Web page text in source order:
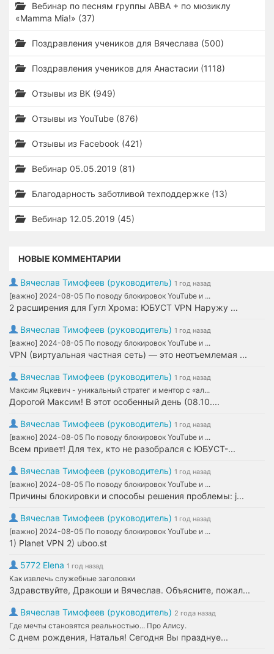
Вебинар по песням группы ABBA + по мюзиклу
«Mamma Mia!» (37)
Поздравления учеников для Вячеслава (500)
Поздравления учеников для Анастасии (1118)
Отзывы из ВК (949)
Отзывы из YouTube (876)
Отзывы из Facebook (421)
Вебинар 05.05.2019 (81)
Благодарность заботливой техподдержке (13)
Вебинар 12.05.2019 (45)
НОВЫЕ КОММЕНТАРИИ
Вячеслав Тимофеев (руководитель) 1 год назад
[важно] 2024-08-05 По поводу блокировок YouTube и ...
2 расширения для Гугл Хрома: ЮБУСТ VPN Наружу ...
Вячеслав Тимофеев (руководитель) 1 год назад
[важно] 2024-08-05 По поводу блокировок YouTube и ...
VPN (виртуальная частная сеть) — это неотъемлемая ...
Вячеслав Тимофеев (руководитель) 1 год назад
Максим Яцкевич - уникальный стратег и ментор с «ал...
Дорогой Максим! В этот особенный день (08.10....
Вячеслав Тимофеев (руководитель) 1 год назад
[важно] 2024-08-05 По поводу блокировок YouTube и ...
Всем привет! Для тех, кто не разобрался с ЮБУСТ-...
Вячеслав Тимофеев (руководитель) 1 год назад
[важно] 2024-08-05 По поводу блокировок YouTube и ...
Причины блокировки и способы решения проблемы: j...
Вячеслав Тимофеев (руководитель) 1 год назад
[важно] 2024-08-05 По поводу блокировок YouTube и ...
1) Planet VPN 2) uboo.st
5772 Elena 1 год назад
Как извлечь служебные заголовки
Здравствуйте, Дракоши и Вячеслав. Объясните, пожал...
Вячеслав Тимофеев (руководитель) 2 года назад
Где мечты становятся реальностью... Про Алису.
С днем рождения, Наталья! Сегодня Вы празднуе...